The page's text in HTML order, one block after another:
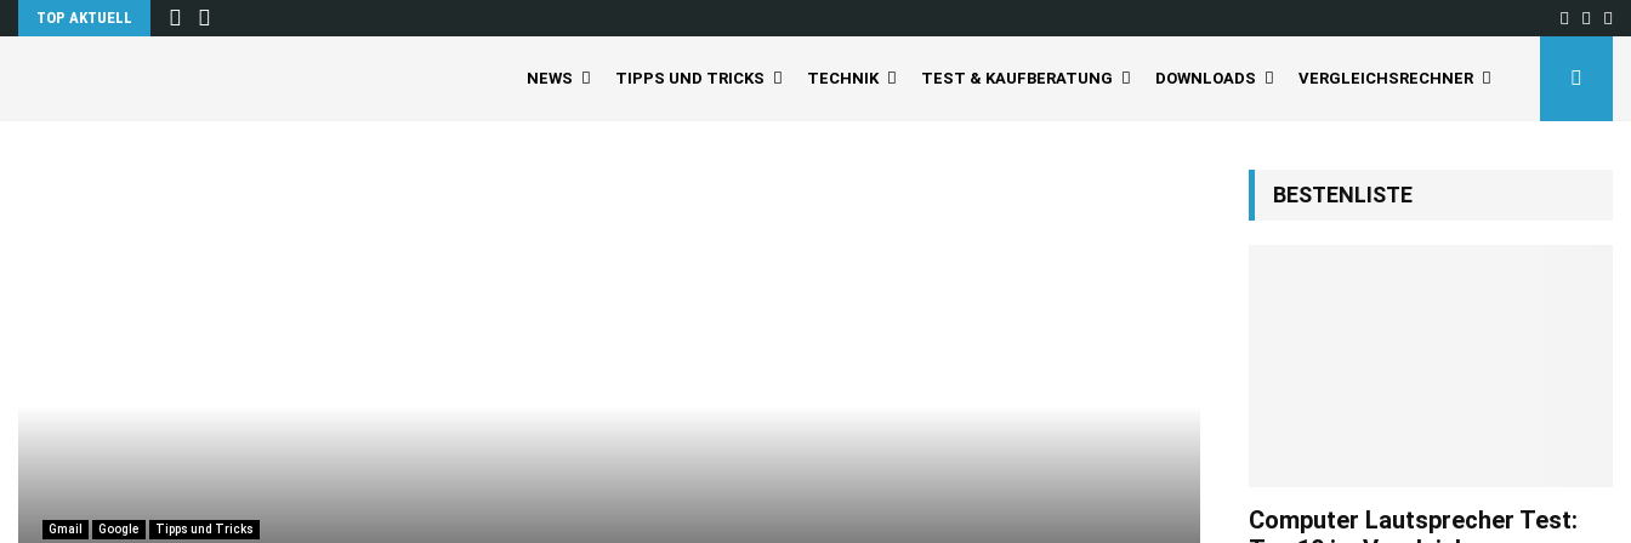
TOP AKTUELL
NEWS TIPPS UND TRICKS TECHNIK TEST & KAUFBERATUNG DOWNLOADS VERGLEICHSRECHNER
Gmail Google Tipps und Tricks
BESTENLISTE
Computer Lautsprecher Test: